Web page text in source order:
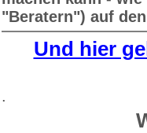
"Beratern") auf
Und hier
.